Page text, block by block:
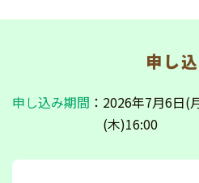
申し
申し込み期間 ：2026年7月6日(
(木)16:00